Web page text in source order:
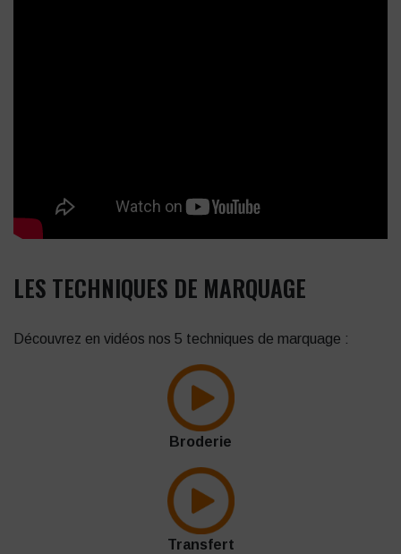
LES TECHNIQUES DE MARQUAGE
Découvrez en vidéos nos 5 techniques de marquage :
Broderie
Transfert